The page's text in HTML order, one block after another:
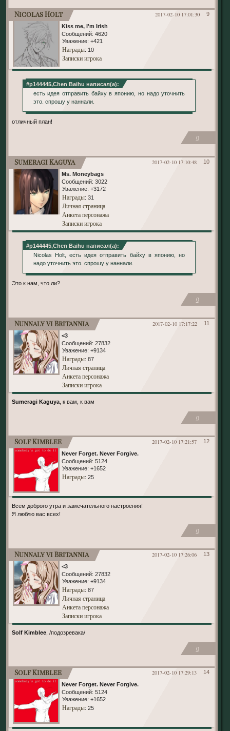
9
2017-02-10 17:01:30
Nicolas Holt
Kiss me, I'm Irish
Сообщений: 4620
Уважение: +421
Награды: 10
Записки игрока
#p144445,Chen Baihu написал(а):
есть идея отправить байху в японию, но надо уточнить
это. спрошу у наннали.
отличный план!
0
10
2017-02-10 17:10:48
Sumeragi Kaguya
Ms. Moneybags
Сообщений: 3022
Уважение: +3172
Награды: 31
Личная страница
Анкета персонажа
Записки игрока
#p144445,Chen Baihu написал(а):
Nicolas Holt, есть идея отправить байху в японию, но
надо уточнить это. спрошу у наннали.
Это к нам, что ли?
0
11
2017-02-10 17:17:22
Nunnaly vi Britannia
<3
Сообщений: 27832
Уважение: +9134
Награды: 87
Личная страница
Анкета персонажа
Записки игрока
Sumeragi Kaguya , к вам, к вам
0
12
2017-02-10 17:21:57
Solf Kimblee
Never Forget. Never Forgive.
Сообщений: 5124
Уважение: +1652
Награды: 25
Всем доброго утра и замечательного настроения!
Я люблю вас всех!
0
13
2017-02-10 17:26:06
Nunnaly vi Britannia
<3
Сообщений: 27832
Уважение: +9134
Награды: 87
Личная страница
Анкета персонажа
Записки игрока
Solf Kimblee , /подозревака/
0
14
2017-02-10 17:29:13
Solf Kimblee
Never Forget. Never Forgive.
Сообщений: 5124
Уважение: +1652
Награды: 25